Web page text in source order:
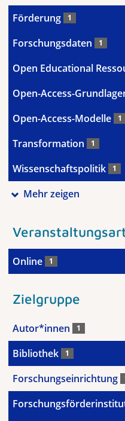
Förderung 1
Forschungsdaten 1
Open Educational
Open-Access-
Open-Access-Modelle 1
Transformation 1
Wissenschaftspolitik 1
Mehr zeigen
Online 1
Zielgruppe
Autor*innen 1
Bibliothek 1
Forschungseinrichtung